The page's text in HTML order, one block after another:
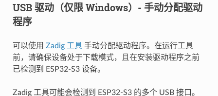
USB 驱动（仅限 Windows）- 手动分配驱动
程序
可以使用 Zadig 工具手动分配驱动程序。在运行工具
前，请确保设备处于下载模式，且在安装驱动程序之前
已检测到 ESP32-S3 设备。
Zadig 工具可能会检测到 ESP32-S3 的多个 USB 接口。